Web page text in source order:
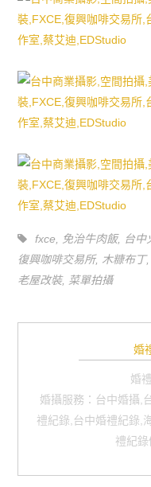
fxce 免治牛肉飯, 台中
復興咖啡交易所, 木糠布丁,
老屋改裝, 菜單拍攝
婚
婚
婚攝服務：台中婚攝,
禮紀錄,台中婚禮紀錄,
禮紀